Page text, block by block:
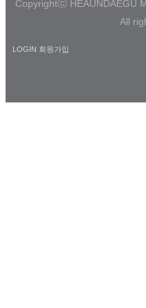
Copyrightⓒ HEAUNDAEGU
All
LOGIN 회원가입